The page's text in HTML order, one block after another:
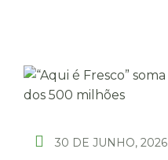
30 DE JUNHO, 2026